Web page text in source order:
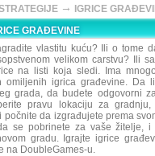
→
IGRICE
GRAĐEVINE
vlastitu kuću? Ili o tome
velikom carstvu? Ili
na listi koja sledi. Ima
omiljenih igrica građevine. Da
grada, da budete odgovorni
pravu lokaciju za gradnju,
da izgrađujete prema
se pobrinete za vaše žitelje,
gradu. Igrajte igrice
na DoubleGames-u.